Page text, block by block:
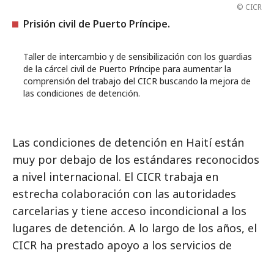
© CICR
Prisión civil de Puerto Príncipe.
Taller de intercambio y de sensibilización con los guardias
de la cárcel civil de Puerto Príncipe para aumentar la
comprensión del trabajo del CICR buscando la mejora de
las condiciones de detención.
Las condiciones de detención en Haití están
muy por debajo de los estándares reconocidos
a nivel internacional. El CICR trabaja en
estrecha colaboración con las autoridades
carcelarias y tiene acceso incondicional a los
lugares de detención. A lo largo de los años, el
CICR ha prestado apoyo a los servicios de